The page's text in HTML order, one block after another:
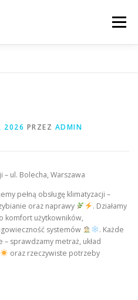
Menu
WARSZAWĄ
2026 PRZEZ ADMIN
ul. Bolecha, Warszawa
pełną obsługę klimatyzacji –
oraz naprawy
. Działamy
komfort użytkowników,
systemów
. Każde
sprawdzamy metraż, układ
oraz rzeczywiste potrzeby